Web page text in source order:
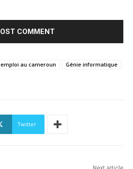
emploi au cameroun
Génie informatique
Twitter